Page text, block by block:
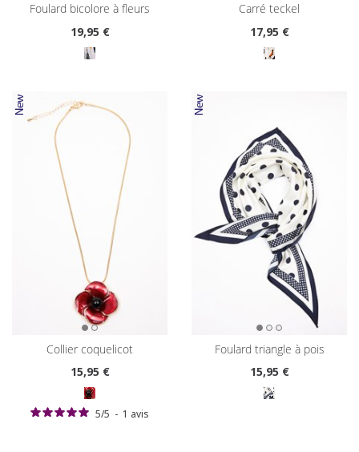
foulard bicolore à fleurs
19,95 €
carré teckel
17,95 €
collier coquelicot
15,95 €
5/5 - 1 avis
foulard triangle à pois
15,95 €